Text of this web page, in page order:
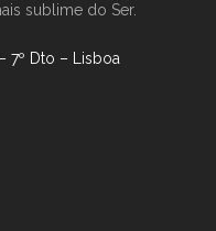
sublime do Ser.
7º Dto – Lisboa